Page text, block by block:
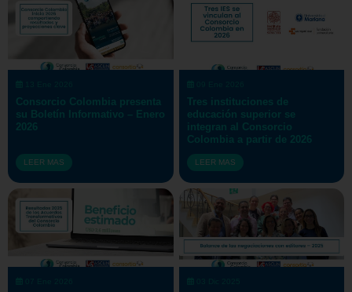
Consorcio Colombia presenta
su Boletín Informativo – Enero
2026
LEER MAS
Tres instituciones de
educación superior se
integran al Consorcio
Colombia a partir de 2026
LEER MAS